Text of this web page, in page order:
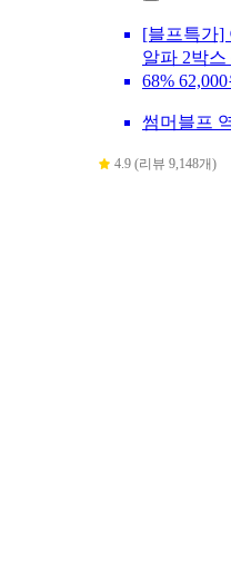
[블프특가]
알파 2박스
68% 62,000
썸머블프
4.9 (리뷰 9,148개)